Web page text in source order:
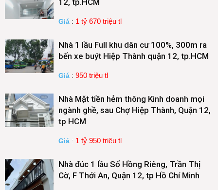
12, tp.HCM
Giá : 1 tỷ 670 triệu tl
Nhà 1 lầu Full khu dân cư 100%, 300m ra
bến xe buýt Hiệp Thành quận 12, tp.HCM
Giá : 950 triệu tl
Nhà Mặt tiền hẻm thông Kinh doanh mọi
ngành ghề, sau Chợ Hiệp Thành, Quận 12,
tp HCM
Giá : 1 tỷ 950 triệu tl
Nhà đúc 1 lầu Sổ Hồng Riêng, Trần Thị
Cờ, F Thới An, Quận 12, tp Hồ Chí Minh